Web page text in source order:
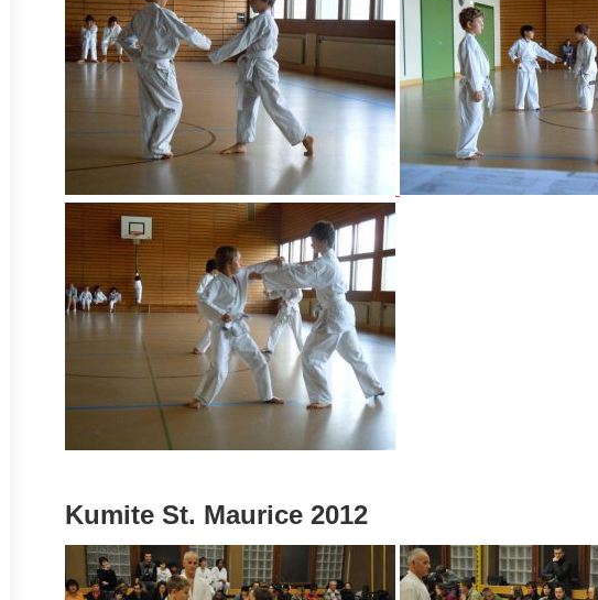
Kumite St. Maurice 2012